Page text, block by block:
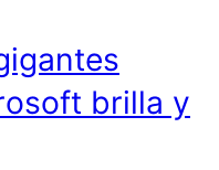
brilla y